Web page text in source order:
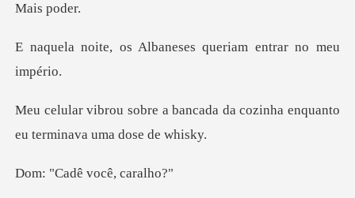
s p
Albaneses queriam en
ncada da cozinha enquanto
eu
dê você,